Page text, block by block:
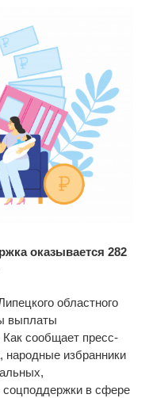
оказывается 282
областного
выплаты
сообщает пресс-
народные избранники
соцподдержки в сфере